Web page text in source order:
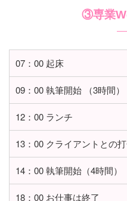
③専業
07：00 起床
09：00 執筆開始 （3時間）
12：00 ランチ
13：00 クライアントとの
14：00 執筆開始（4時間）
18：00 お仕事は終了